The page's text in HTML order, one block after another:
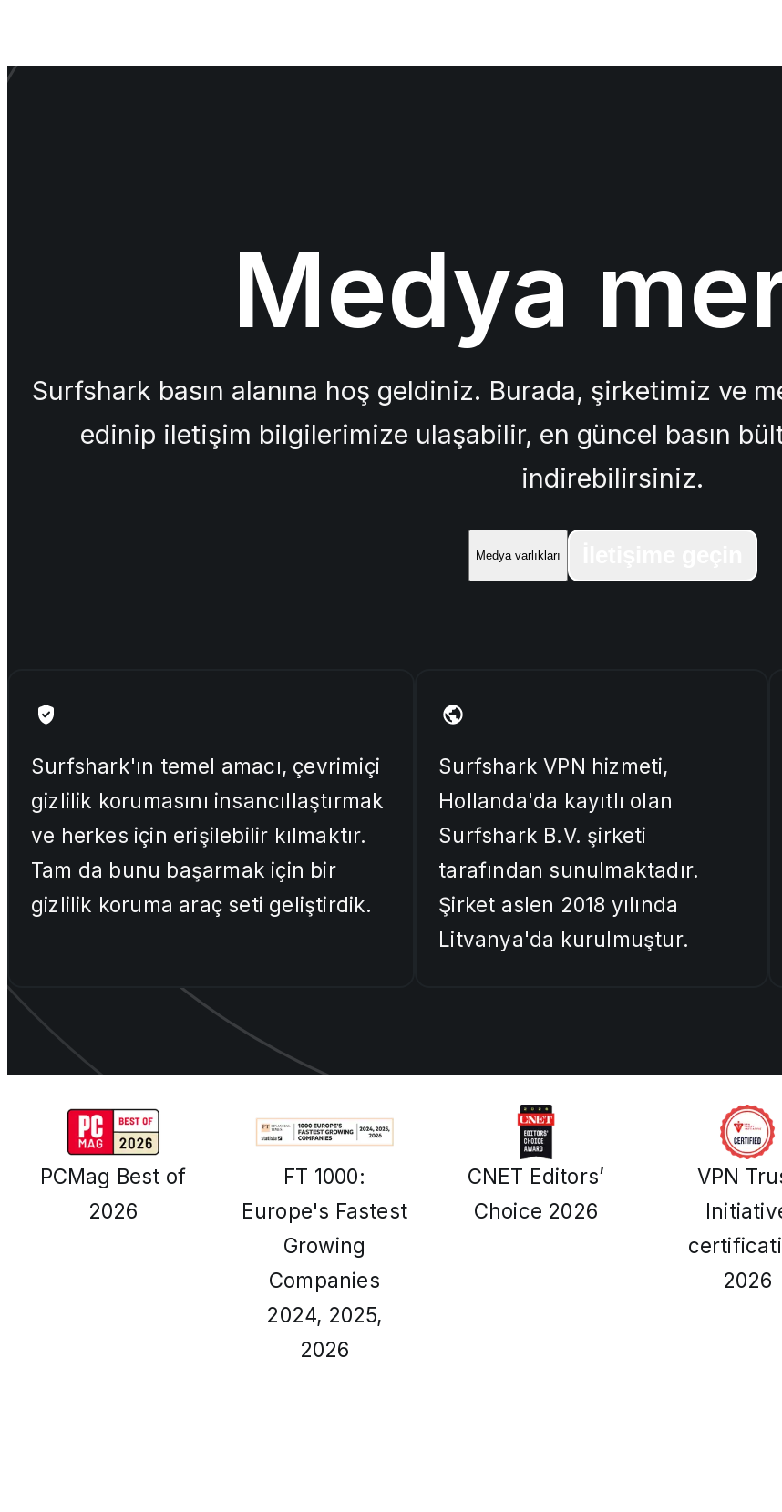
Medya
Surfshark basın alanına hoş geldiniz. Burada, şirketimiz ve
edinip iletişim bilgilerimize ulaşabilir, en güncel basın
indirebilirsiniz.
Medya varlıkları
Surfshark'ın temel amacı, çevrimiçi
gizlilik korumasını insancıllaştırmak
ve herkes için erişilebilir kılmaktır.
Tam da bunu başarmak için bir
gizlilik koruma araç seti geliştirdik.
Surfshark VPN hizmeti,
Hollanda'da kayıtlı olan
Surfshark B.V. şirketi
tarafından sunulmaktadır.
Şirket aslen 2018 yılında
Litvanya'da kurulmuştur.
PCMag Best of
2026
FT 1000:
Europe's Fastest
Growing
Companies
2024, 2025,
2026
CNET Editors’
Choice 2026
VPN
2026